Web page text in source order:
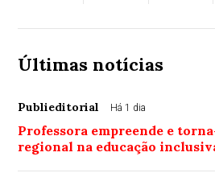
Últimas notícias
Publieditorial Há 1 dia
Professora empreende e
regional na educação